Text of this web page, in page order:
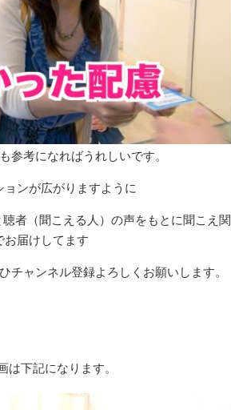
参考になればうれしいです。
ンが広がりますように
者（聞こえる人）の声をもとに聞こえ関
届けしてます
チャンネル登録よろしくお願いします。
は下記になります。